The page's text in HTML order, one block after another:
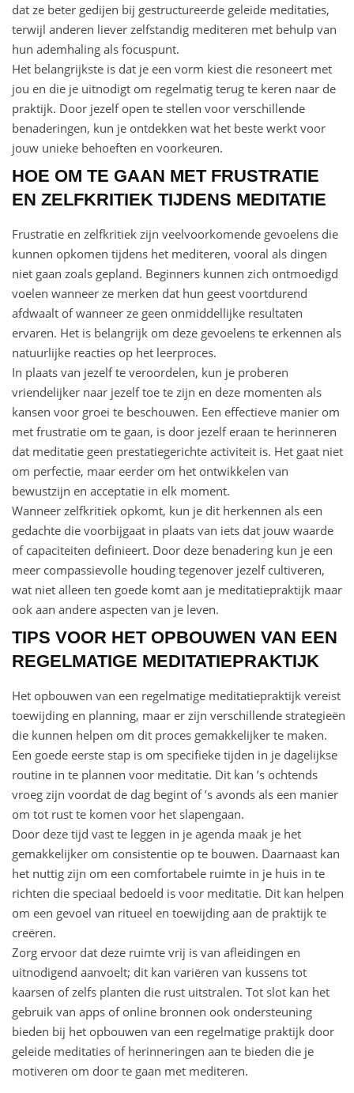
dat ze beter gedijen bij gestructureerde geleide meditaties,
terwijl anderen liever zelfstandig mediteren met behulp van
hun ademhaling als focuspunt.
Het belangrijkste is dat je een vorm kiest die resoneert met
jou en die je uitnodigt om regelmatig terug te keren naar de
praktijk. Door jezelf open te stellen voor verschillende
benaderingen, kun je ontdekken wat het beste werkt voor
jouw unieke behoeften en voorkeuren.
HOE OM TE GAAN MET FRUSTRATIE
EN ZELFKRITIEK TIJDENS MEDITATIE
Frustratie en zelfkritiek zijn veelvoorkomende gevoelens die
kunnen opkomen tijdens het mediteren, vooral als dingen
niet gaan zoals gepland. Beginners kunnen zich ontmoedigd
voelen wanneer ze merken dat hun geest voortdurend
afdwaalt of wanneer ze geen onmiddellijke resultaten
ervaren. Het is belangrijk om deze gevoelens te erkennen als
natuurlijke reacties op het leerproces.
In plaats van jezelf te veroordelen, kun je proberen
vriendelijker naar jezelf toe te zijn en deze momenten als
kansen voor groei te beschouwen. Een effectieve manier om
met frustratie om te gaan, is door jezelf eraan te herinneren
dat meditatie geen prestatiegerichte activiteit is. Het gaat niet
om perfectie, maar eerder om het ontwikkelen van
bewustzijn en acceptatie in elk moment.
Wanneer zelfkritiek opkomt, kun je dit herkennen als een
gedachte die voorbijgaat in plaats van iets dat jouw waarde
of capaciteiten definieert. Door deze benadering kun je een
meer compassievolle houding tegenover jezelf cultiveren,
wat niet alleen ten goede komt aan je meditatiepraktijk maar
ook aan andere aspecten van je leven.
TIPS VOOR HET OPBOUWEN VAN EEN
REGELMATIGE MEDITATIEPRAKTIJK
Het opbouwen van een regelmatige meditatiepraktijk vereist
toewijding en planning, maar er zijn verschillende strategieën
die kunnen helpen om dit proces gemakkelijker te maken.
Een goede eerste stap is om specifieke tijden in je dagelijkse
routine in te plannen voor meditatie. Dit kan ’s ochtends
vroeg zijn voordat de dag begint of ’s avonds als een manier
om tot rust te komen voor het slapengaan.
Door deze tijd vast te leggen in je agenda maak je het
gemakkelijker om consistentie op te bouwen. Daarnaast kan
het nuttig zijn om een comfortabele ruimte in je huis in te
richten die speciaal bedoeld is voor meditatie. Dit kan helpen
om een gevoel van ritueel en toewijding aan de praktijk te
creëren.
Zorg ervoor dat deze ruimte vrij is van afleidingen en
uitnodigend aanvoelt; dit kan variëren van kussens tot
kaarsen of zelfs planten die rust uitstralen. Tot slot kan het
gebruik van apps of online bronnen ook ondersteuning
bieden bij het opbouwen van een regelmatige praktijk door
geleide meditaties of herinneringen aan te bieden die je
motiveren om door te gaan met mediteren.